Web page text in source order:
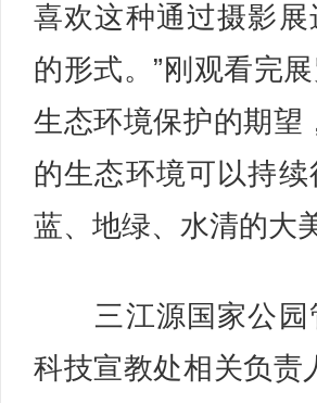
喜欢这种通过摄影
的形式。”刚观看完
生态环境保护的期望
的生态环境可以持
蓝、地绿、水清的大
三江源国家公园
科技宣教处相关负责